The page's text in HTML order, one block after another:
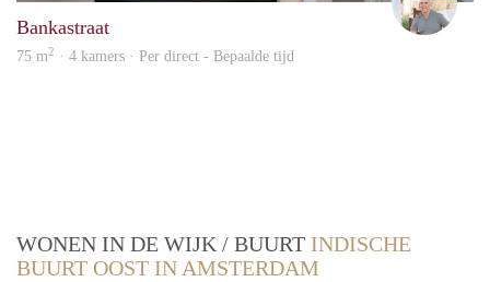
Bankastraat
75 m2 · 4 kamers · Per direct - Bepaalde tijd
WONEN IN DE WIJK / BUURT INDISCHE
BUURT OOST IN AMSTERDAM